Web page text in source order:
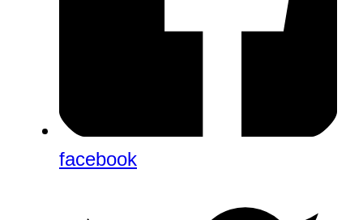
facebook